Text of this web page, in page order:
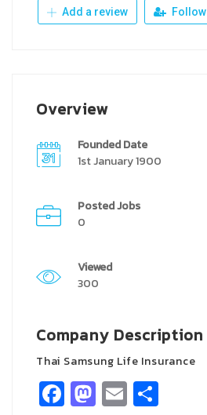
Add a review Follow
Overview
Founded Date
1st January 1900
Posted Jobs
0
Viewed
300
Company Description
Thai Samsung Life Insurance
Facebook
Mastodon
Email